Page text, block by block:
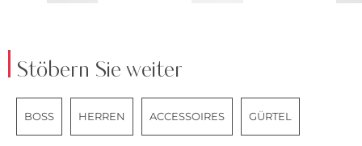
Stöbern Sie weiter
BOSS HERREN ACCESSOIRES GÜRTEL